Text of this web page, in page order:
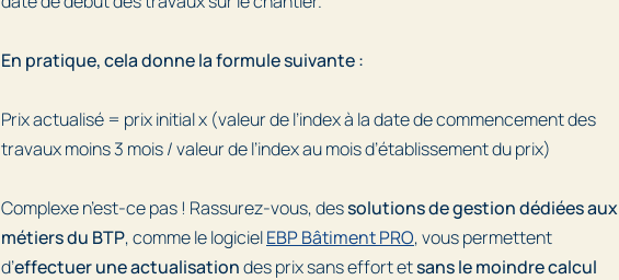
En pratique, cela donne la formule suivante :
Prix actualisé = prix initial x (valeur de l’index à la date de commencement des
travaux moins 3 mois / valeur de l’index au mois d’établissement du prix)
Complexe n’est-ce pas ! Rassurez-vous, dessolutions de gestion dédiées aux
métiers du BTP, comme le logicielEBP Bâtiment PRO, vous permettent
d’effectuer une actualisationdes prix sans effort etsans le moindre calcul